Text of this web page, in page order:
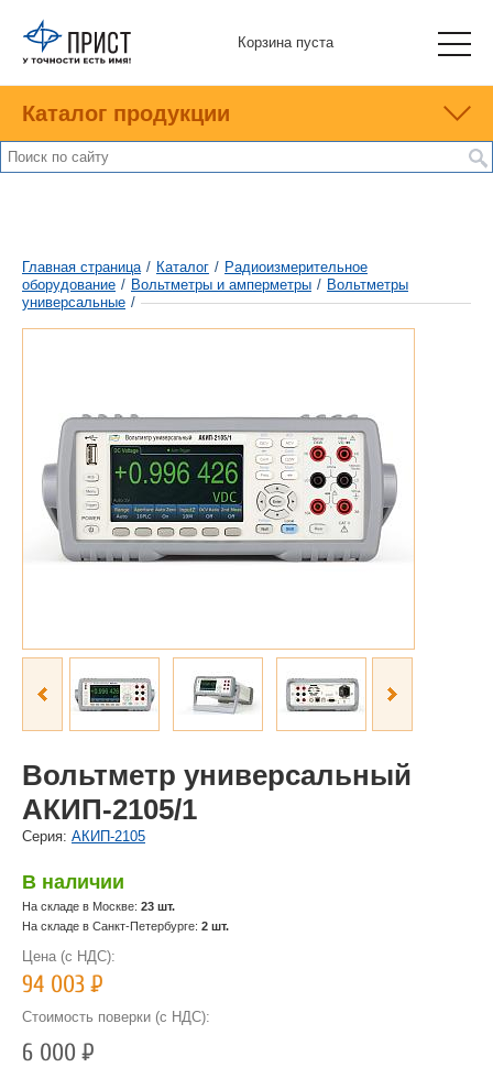
Корзина пуста
Каталог продукции
Главная страница / Каталог / Радиоизмерительное
оборудование / Вольтметры и амперметры / Вольтметры
универсальные /
Вольтметр универсальный
АКИП-2105/1
Cерия: АКИП-2105
В наличии
На складе в Москве: 23 шт.
На складе в Санкт-Петербурге: 2 шт.
Цена (с НДС):
94 003Р
Стоимость поверки (с НДС):
6 000Р